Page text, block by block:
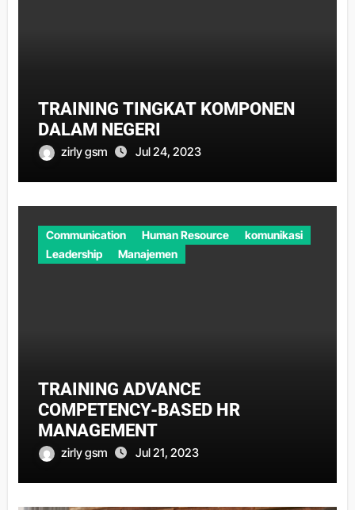
TRAINING TINGKAT KOMPONEN
DALAM NEGERI
zirly gsm Jul 24, 2023
Communication Human Resource
komunikasi
Leadership
Manajemen
TRAINING ADVANCE
COMPETENCY-BASED HR
MANAGEMENT
zirly gsm Jul 21, 2023